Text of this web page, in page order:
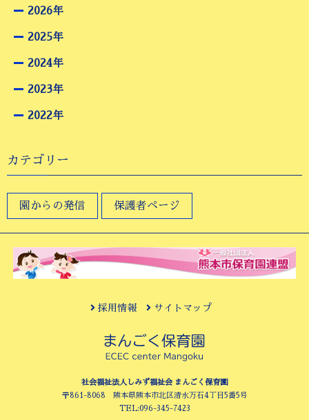
2026年
2025年
2024年
2023年
2022年
カテゴリー
園からの発信 保護者ページ
採用情報 サイトマップ
社会福祉法人しみず福祉会 まんごく保育園
〒861-8068 熊本県熊本市北区清水万石4丁目5番5号
TEL:096-345-7423